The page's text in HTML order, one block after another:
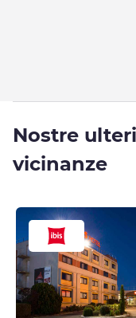
Nostre
vicinanze